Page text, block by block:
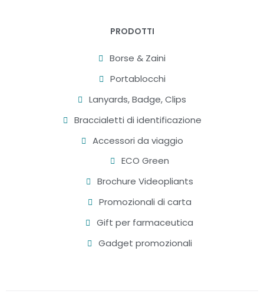
PRODOTTI
Borse & Zaini
Portablocchi
Lanyards, Badge, Clips
Braccialetti di identificazione
Accessori da viaggio
ECO Green
Brochure Videopliants
Promozionali di carta
Gift per farmaceutica
Gadget promozionali